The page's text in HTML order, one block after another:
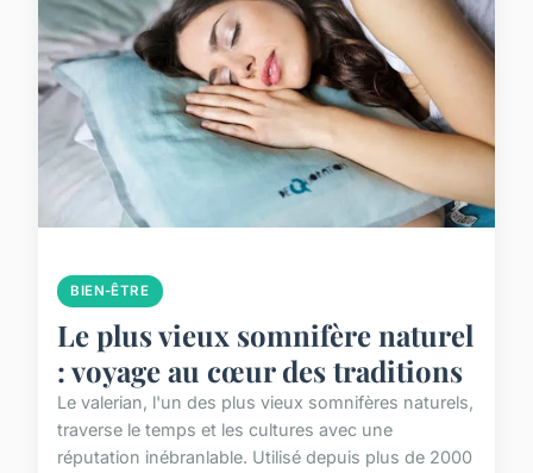
BIEN-ÊTRE
Le plus vieux somnifère naturel
: voyage au cœur des traditions
Le valerian, l'un des plus vieux somnifères naturels,
traverse le temps et les cultures avec une
réputation inébranlable. Utilisé depuis plus de 2000